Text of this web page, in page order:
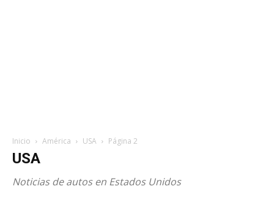
Inicio América USA Página 2
USA
Noticias de autos en Estados Unidos